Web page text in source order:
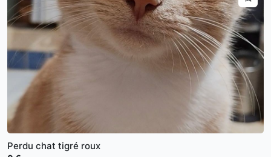
Perdu chat tigré roux